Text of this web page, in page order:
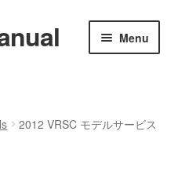
Menu
2012 VRSC モデルサービス